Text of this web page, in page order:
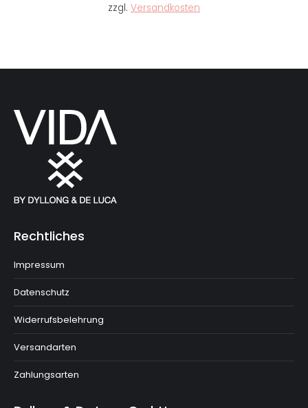
zzgl. Versandkosten
Rechtliches
Impressum
Datenschutz
Widerrufsbelehrung
Versandarten
Zahlungsarten